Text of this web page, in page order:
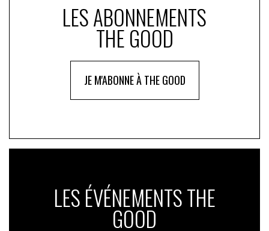
LES ABONNEMENTS
THE GOOD
JE M'ABONNE À THE GOOD
LES ÉVÉNEMENTS THE
GOOD